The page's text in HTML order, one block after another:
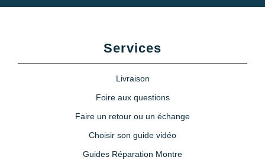
Services
Livraison
Foire aux questions
Faire un retour ou un échange
Choisir son guide vidéo
Guides Réparation Montre